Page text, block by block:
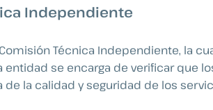
Independiente
Comisión Técnica Independiente, la
entidad se encarga de verificar que
de la calidad y seguridad de los